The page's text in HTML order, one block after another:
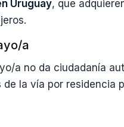
Uruguay, que
a
a no da ciudadanía
la vía por residencia